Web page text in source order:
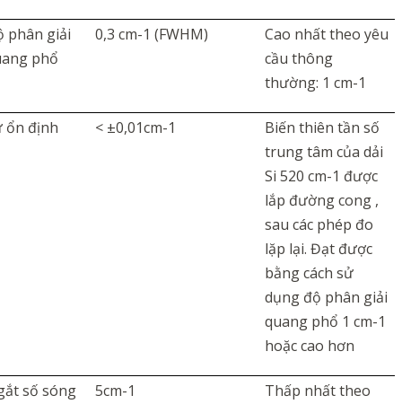
phân giải
phổ
0,3 cm-1 (FWHM) Cao nhấttheo yêu
cầu thông
thường: 1 cm-1
ổn định < ±0,01cm-1
Biến thiên tần số
trung tâm của dải
Si 520 cm-1 được
lắp đường cong ,
sau các phép đo
lặp lại. Đạt được
bằng cách sử
dụng độ phân giải
quang phổ 1 cm-1
hoặc cao hơn
số sóng
5cm-1 Thấp nhấttheo